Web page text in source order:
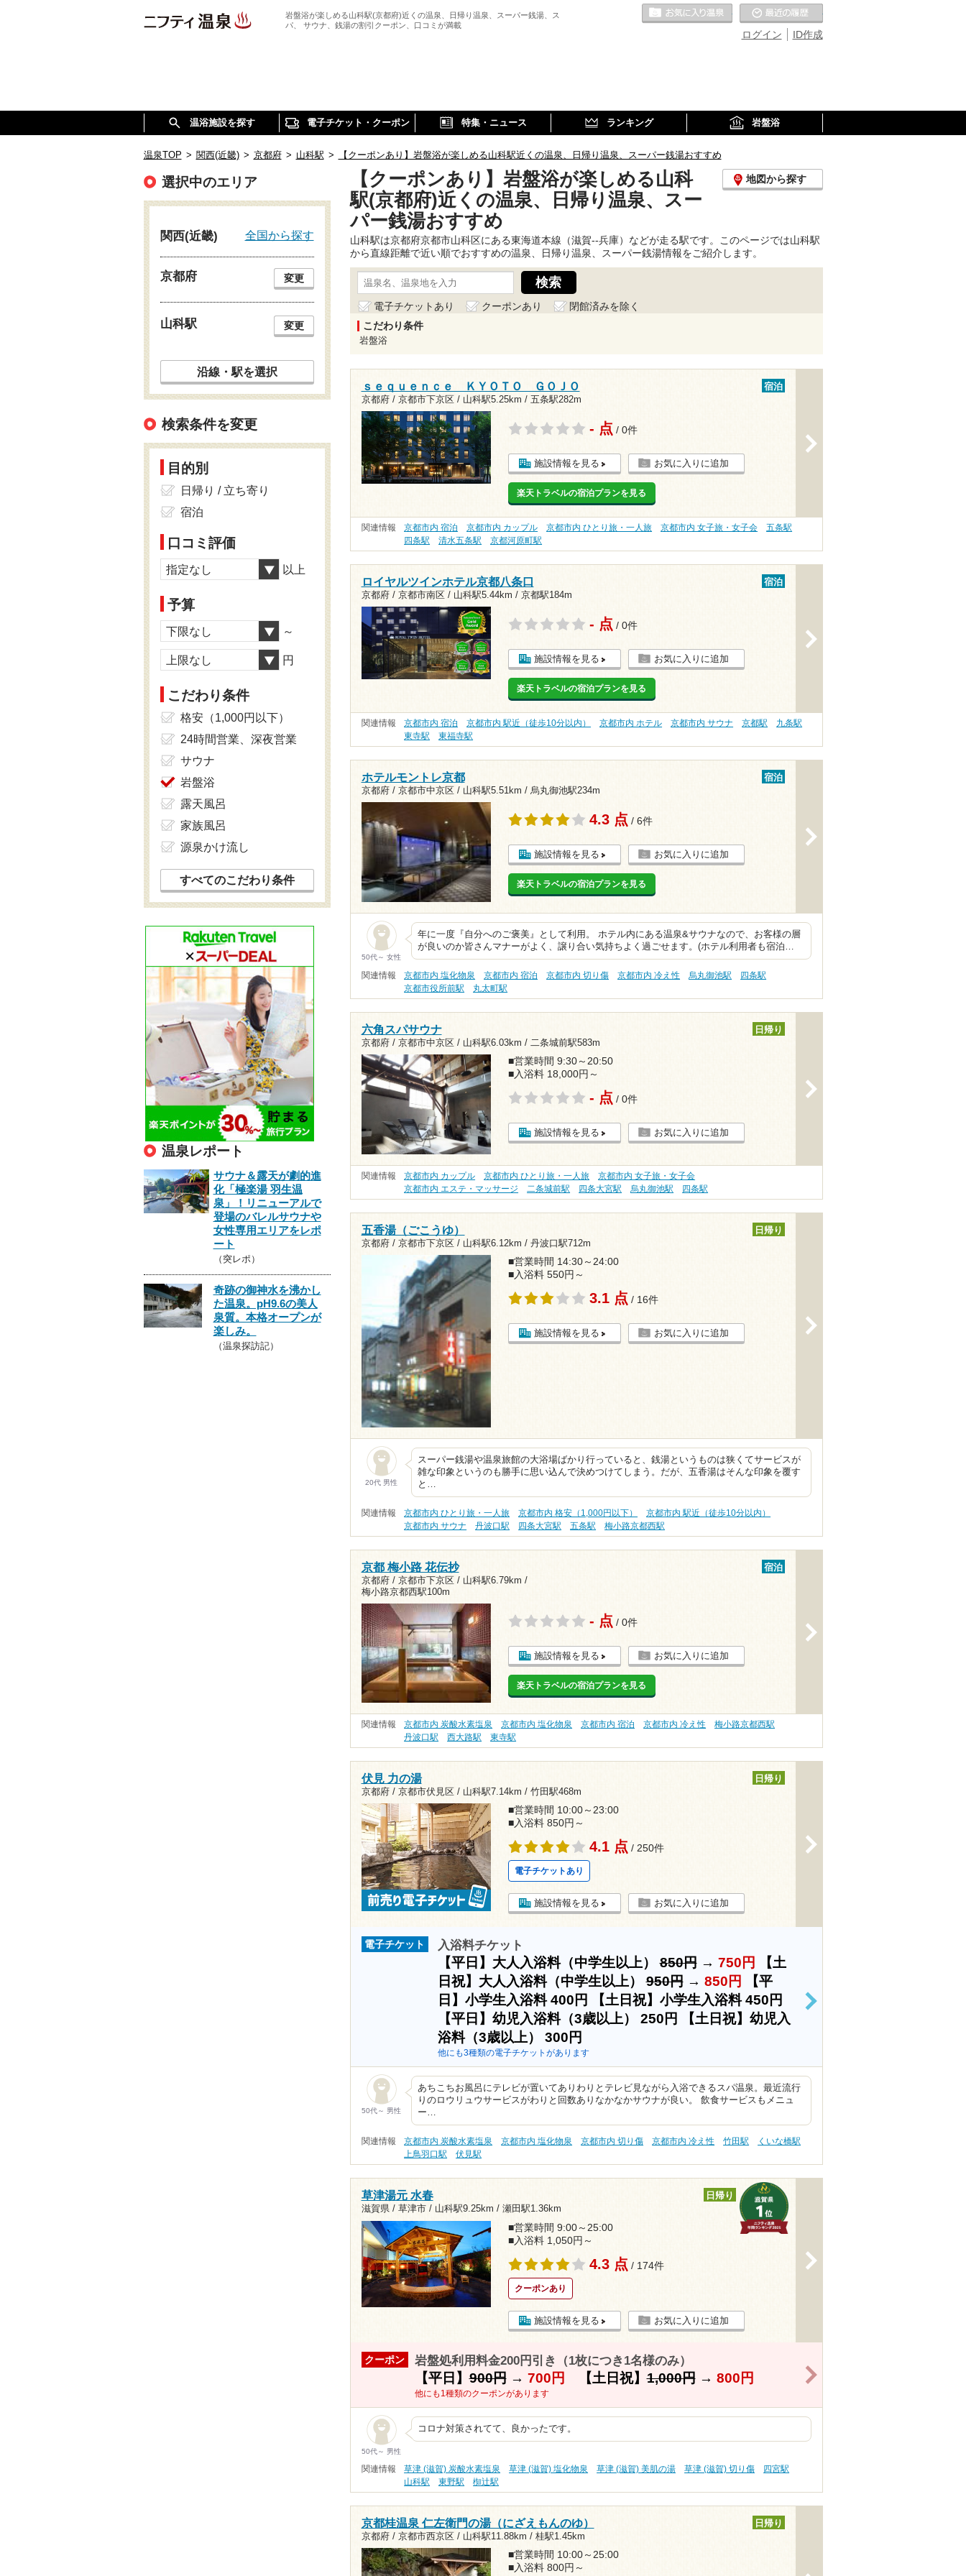
岩盤浴が楽しめる山科駅(京都府)近くの温泉、日帰り温泉、スーパー銭湯、ス
パ、 サウナ、銭湯の割引クーポン、口コミが満載
ID作成
ログイン
お気に入りの温泉
温浴施設を探す 電子チケット・クーポン 特集・ニュース ランキング 岩盤浴
温泉TOP > 関西(近畿) > 京都府 > 山科駅 > 【クーポンあり】岩盤浴が楽しめる山科駅近くの温泉、日帰り温泉、スーパー銭湯おすすめ
【クーポンあり】岩盤浴が楽しめる山科
駅(京都府)近くの温泉、日帰り温泉、スー
パー銭湯おすすめ
地図から探す
山科駅は京都府京都市山科区にある東海道本線（滋賀--兵庫）などが走る駅です。このページでは山科駅
から直線距離で近い順でおすすめの温泉、日帰り温泉、スーパー銭湯情報をご紹介します。
電子チケットあり クーポンあり
閉館済みを除く
こだわり条件
岩盤浴
ｓｅｑｕｅｎｃｅ ＫＹＯＴＯ ＧＯＪＯ
京都府 / 京都市下京区 / 山科駅5.25km / 五条駅282m
宿泊
- 点 / 0件
施設情報を見る お気に入りに追加
楽天トラベルの宿泊プランを見る
関連情報 京都市内 宿泊 京都市内 カップル 京都市内 ひとり旅・一人旅 京都市内 女子旅・女子会
五条駅
四条駅
清水五条駅 京都河原町駅
ロイヤルツインホテル京都八条口
京都府 / 京都市南区 / 山科駅5.44km / 京都駅184m
宿泊
- 点 / 0件
施設情報を見る お気に入りに追加
楽天トラベルの宿泊プランを見る
関連情報 京都市内 宿泊 京都市内 駅近（徒歩10分以内） 京都市内 ホテル 京都市内 サウナ 京都駅
九条駅
東寺駅
東福寺駅
ホテルモントレ京都
京都府 / 京都市中京区 / 山科駅5.51km / 烏丸御池駅234m
宿泊
4.3 点 / 6件
施設情報を見る お気に入りに追加
楽天トラベルの宿泊プランを見る
50代～ 女性
年に一度『自分へのご褒美』として利用。 ホテル内にある温泉&サウナなので、お客様の層
が良いのか皆さんマナーがよく、譲り合い気持ちよく過ごせます。(ホテル利用者も宿泊…
関連情報 京都市内 塩化物泉 京都市内 宿泊 京都市内 切り傷 京都市内 冷え性 烏丸御池駅
四条駅
京都市役所前駅
丸太町駅
六角スパサウナ
京都府 / 京都市中京区 / 山科駅6.03km / 二条城前駅583m
日帰り
■営業時間 9:30～20:50
■入浴料 18,000円～
- 点 / 0件
施設情報を見る お気に入りに追加
関連情報 京都市内 カップル 京都市内 ひとり旅・一人旅
京都市内 女子旅・女子会
京都市内 エステ・マッサージ
二条城前駅 四条大宮駅 烏丸御池駅 四条駅
五香湯（ごこうゆ）
京都府 / 京都市下京区 / 山科駅6.12km / 丹波口駅712m
日帰り
■営業時間 14:30～24:00
■入浴料 550円～
3.1 点 / 16件
施設情報を見る お気に入りに追加
20代 男性
スーパー銭湯や温泉旅館の大浴場ばかり行っていると、銭湯というものは狭くてサービスが
雑な印象というのも勝手に思い込んで決めつけてしまう。だが、五香湯はそんな印象を覆す
と…
関連情報 京都市内 ひとり旅・一人旅 京都市内 格安（1,000円以下）
京都市内 駅近（徒歩10分以内）
京都市内 サウナ
丹波口駅 四条大宮駅 五条駅 梅小路京都西駅
京都 梅小路 花伝抄
京都府 / 京都市下京区 / 山科駅6.79km /
梅小路京都西駅100m
宿泊
- 点 / 0件
施設情報を見る お気に入りに追加
楽天トラベルの宿泊プランを見る
関連情報 京都市内 炭酸水素塩泉 京都市内 塩化物泉 京都市内 宿泊 京都市内 冷え性
梅小路京都西駅
丹波口駅
西大路駅 東寺駅
伏見 力の湯
京都府 / 京都市伏見区 / 山科駅7.14km / 竹田駅468m
日帰り
■営業時間 10:00～23:00
■入浴料 850円～
4.1 点 / 250件
電子チケットあり
施設情報を見る お気に入りに追加
電子チケット 入浴料チケット
【平日】大人入浴料（中学生以上）850円→ 750円
【土
日祝】大人入浴料（中学生以上）950円→ 850円
【平
日】小学生入浴料400円 【土日祝】小学生入浴料450円
【平日】幼児入浴料（3歳以上） 250円
【土日祝】幼児入
浴料（3歳以上） 300円
他にも3種類の電子チケットがあります
>
50代～ 男性
あちこちお風呂にテレビが置いてありわりとテレビ見ながら入浴できるスパ温泉。最近流行
りのロウリュウサービスがわりと回数ありなかなかサウナが良い。 飲食サービスもメニュ
ー…
関連情報 京都市内 炭酸水素塩泉 京都市内 塩化物泉 京都市内 切り傷 京都市内 冷え性 竹田駅
くいな橋駅
上鳥羽口駅
伏見駅
草津湯元 水春
滋賀県 / 草津市 / 山科駅9.25km / 瀬田駅1.36km
日帰り
■営業時間 9:00～25:00
■入浴料 1,050円～
4.3 点 / 174件
クーポンあり
施設情報を見る お気に入りに追加
クーポン 岩盤処利用料金200円引き（1枚につき1名様のみ）
【平日】900円→ 700円 【土日祝】1,000円→ 800円
他にも1種類のクーポンがあります
>
50代～ 男性
コロナ対策されてて、良かったです。
関連情報 草津 (滋賀) 炭酸水素塩泉 草津 (滋賀) 塩化物泉 草津 (滋賀) 美肌の湯 草津 (滋賀) 切り傷
四宮駅
山科駅
東野駅 椥辻駅
京都桂温泉 仁左衛門の湯（にざえもんのゆ）
京都府 / 京都市西京区 / 山科駅11.88km / 桂駅1.45km
日帰り
■営業時間 10:00～25:00
■入浴料 800円～
選択中のエリア
関西(近畿) 全国から探す
京都府 変更
山科駅 変更
沿線・駅を選択
検索条件を変更
目的別
日帰り / 立ち寄り
宿泊
口コミ評価
指定なし 以上
予算
下限なし ～
上限なし 円
こだわり条件
格安（1,000円以下）
24時間営業、深夜営業
サウナ
岩盤浴
露天風呂
家族風呂
源泉かけ流し
すべてのこだわり条件
温泉レポート
サウナ＆露天が劇的進
化「極楽湯 羽生温
泉」！リニューアルで
登場のバレルサウナや
女性専用エリアをレポ
ート
（突レポ）
奇跡の御神水を沸かし
た温泉。pH9.6の美人
泉質。本格オープンが
楽しみ。
（温泉探訪記）